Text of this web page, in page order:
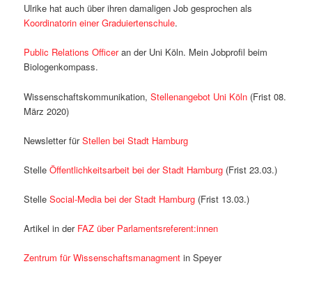
Ulrike hat auch über ihren damaligen Job gesprochen als
Koordinatorin einer Graduiertenschule.
Public Relations Officeran der Uni Köln. Mein Jobprofil beim
Biologenkompass.
Wissenschaftskommunikation,Stellenangebot Uni Köln (Frist 08.
März 2020)
Newsletter fürStellen bei Stadt Hamburg
StelleÖffentlichkeitsarbeit bei der Stadt Hamburg (Frist 23.03.)
StelleSocial-Media bei der Stadt Hamburg (Frist 13.03.)
Artikel in der FAZ über Parlamentsreferent:innen
Zentrum für Wissenschaftsmanagment in Speyer